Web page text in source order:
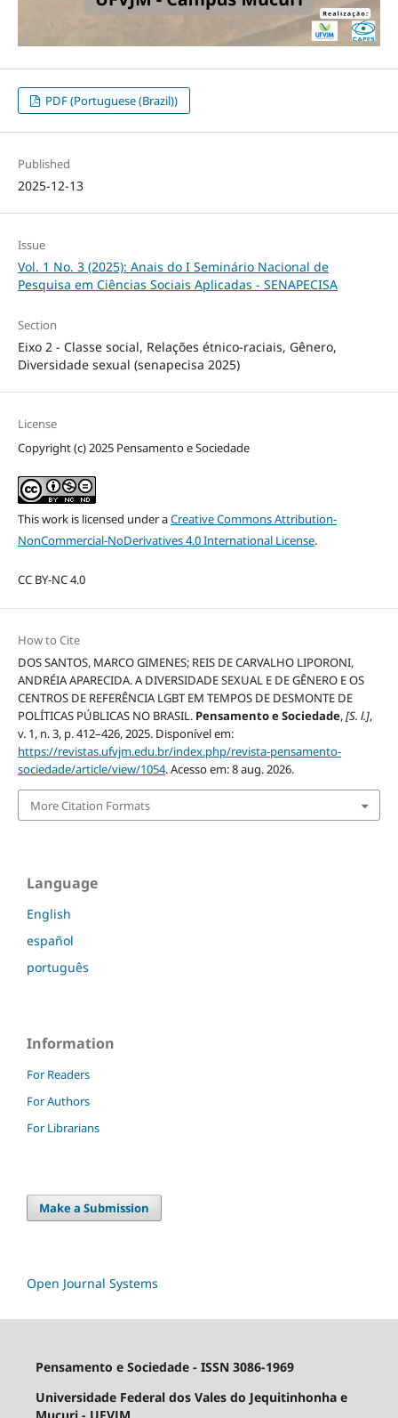
PDF (Portuguese (Brazil))
Published
2025-12-13
Issue
Vol. 1 No. 3 (2025): Anais do I Seminário Nacional de
Pesquisa em Ciências Sociais Aplicadas - SENAPECISA
Section
Eixo 2 - Classe social, Relações étnico-raciais, Gênero,
Diversidade sexual (senapecisa 2025)
License
Copyright (c) 2025 Pensamento e Sociedade
This work is licensed under aCreative Commons Attribution-
NonCommercial-NoDerivatives 4.0 International License.
CC BY-NC 4.0
How to Cite
DOS SANTOS, MARCO GIMENES; REIS DE CARVALHO LIPORONI,
ANDRÉIA APARECIDA. A DIVERSIDADE SEXUAL E DE GÊNERO E OS
CENTROS DE REFERÊNCIA LGBT EM TEMPOS DE DESMONTE DE
POLÍTICAS PÚBLICAS NO BRASIL. Pensamento e Sociedade,[S. l.],
v. 1, n. 3, p. 412–426, 2025. Disponível em:
https://revistas.ufvjm.edu.br/index.php/revista-pensamento-
sociedade/article/view/1054. Acesso em: 8 aug. 2026.
More Citation Formats
Language
English
español
português
Information
For Readers
For Authors
For Librarians
Make a Submission
Open Journal Systems
Pensamento e Sociedade - ISSN 3086-1969
Universidade Federal dos Vales do Jequitinhonha e